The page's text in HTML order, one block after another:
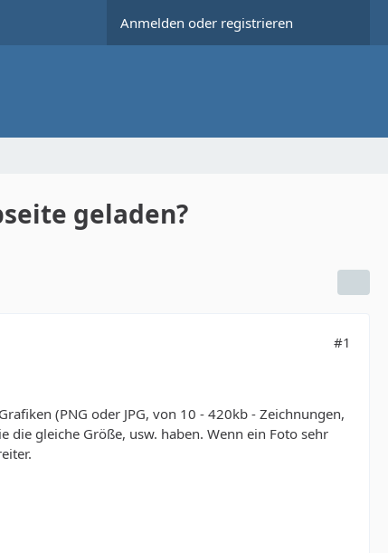
Anmelden oder registrieren
geladen?
#1
(PNG oder JPG, von 10 - 420kb - Zeichnungen,
gleiche Größe, usw. haben. Wenn ein Foto sehr